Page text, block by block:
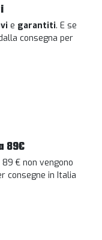
e garantiti. E se
consegna per
89€
€ non vengono
consegne in Italia